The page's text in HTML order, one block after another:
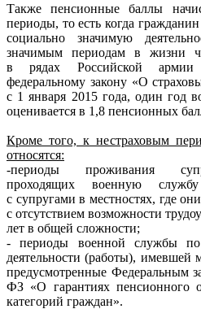
Также пенсионные баллы
периоды, то есть когда
социально значимую
значимым периодам в жизни
в рядах Российской
федеральному закону «О
с 1 января 2015 года, один год
оценивается в 1,8 пенсионных
Кроме того, к нестраховым
относятся:
-периоды проживания
проходящих военную
с супругами в местностях, где
с отсутствием возможности
лет в общей сложности;
- периоды военной службы
деятельности (работы), имевшей
предусмотренные Федеральным
ФЗ «О гарантиях пенсионного
категорий граждан».